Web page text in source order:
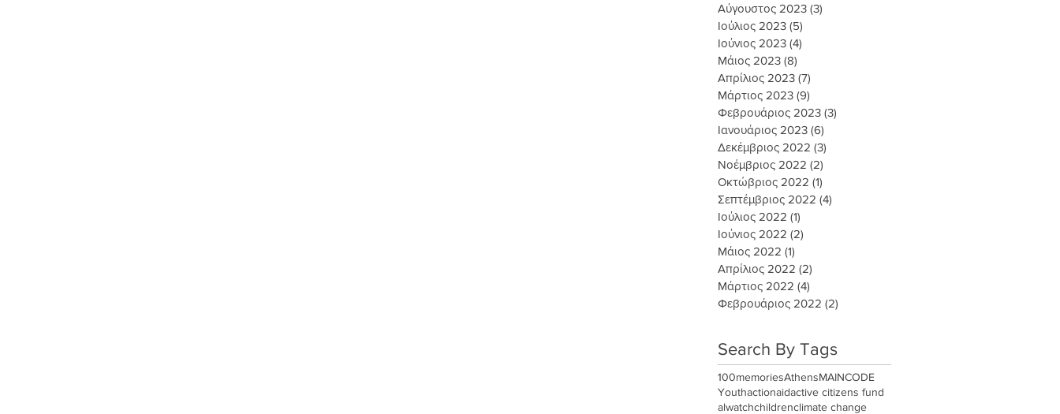
Αύγουστος 2023 (3)
Ιούλιος 2023 (5)
Ιούνιος 2023 (4)
Μάιος 2023 (8)
Απρίλιος 2023 (7)
Μάρτιος 2023 (9)
Φεβρουάριος 2023 (3)
Ιανουάριος 2023 (6)
Δεκέμβριος 2022 (3)
Νοέμβριος 2022 (2)
Οκτώβριος 2022 (1)
Σεπτέμβριος 2022 (4)
Ιούλιος 2022 (1)
Ιούνιος 2022 (2)
Μάιος 2022 (1)
Απρίλιος 2022 (2)
Μάρτιος 2022 (4)
Φεβρουάριος 2022 (2)
Search By Tags
100memoriesAthensMAINCODE
Youthactionaidactive citizens fund
alwatchchildrenclimate change